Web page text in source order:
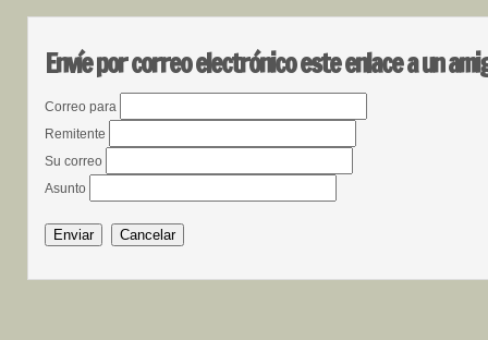
Envíe por correo electrónico este enlace a un
Correo para
Remitente
Su correo
Asunto
Enviar Cancelar